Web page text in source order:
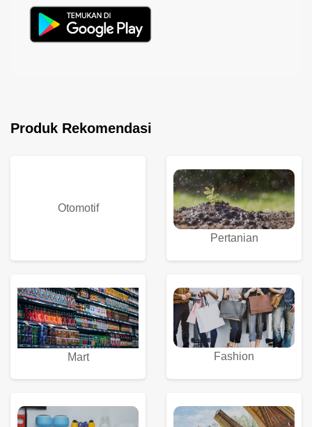
Produk Rekomendasi
Otomotif
Pertanian
Mart Fashion